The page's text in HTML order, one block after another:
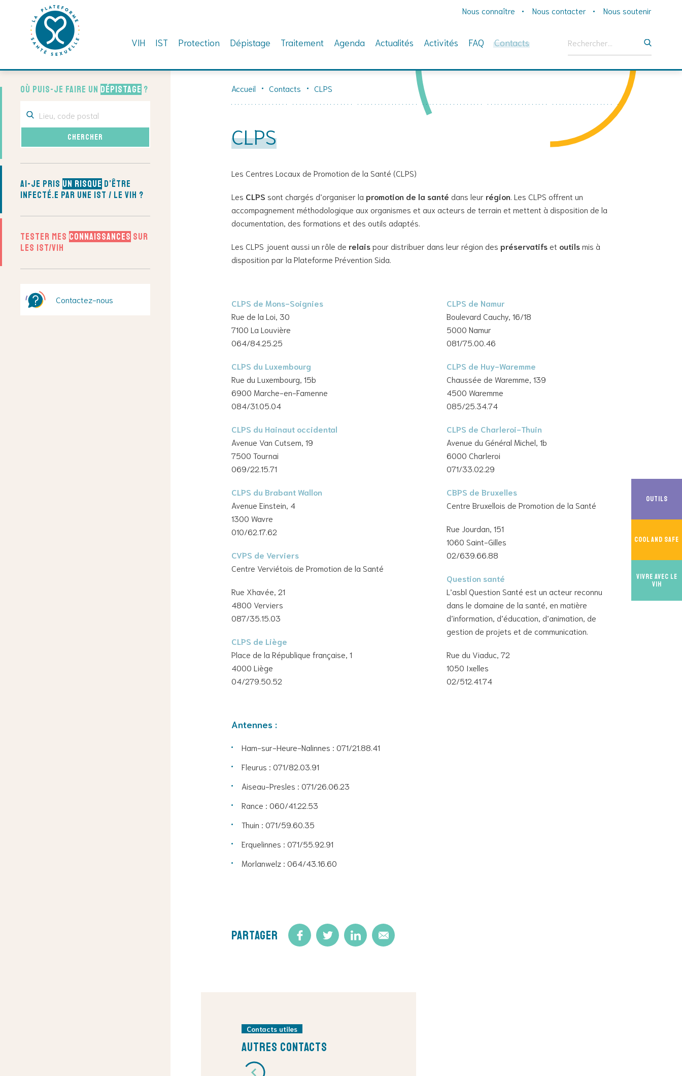
Skip
content
Nous connaître Nous contacter Nous soutenir
VIH IST Protection Dépistage Traitement Agenda Actualités Activités FAQ Contacts
Outils
Cool And Safe
Vivre avec le
VIH
Où puis-je faire un dépistage ?
Ai-je pris un risque d’être
infecté.e par une IST / le VIH ?
Tester mes connaissances sur
les IST/VIH
Contactez-nous
Accueil Contacts CLPS
CLPS
Les Centres Locaux de Promotion de la Santé (CLPS)
Les CLPS sont chargés d’organiser la promotion de la santé dans leurrégion . Les CLPS offrent un
accompagnement méthodologique aux organismes et aux acteurs de terrain et mettent à disposition de la
documentation, des formations et des outils adaptés.
Les CLPS jouent aussi un rôle de relaispour distribuer dans leur région des préservatifs et outilsmis à
disposition par la Plateforme Prévention Sida.
CLPS de Mons-Soignies
Rue de la Loi, 30
7100 La Louvière
064/84.25.25
CLPS du Luxembourg
Rue du Luxembourg, 15b
6900 Marche-en-Famenne
084/31.05.04
CLPS du Hainaut occidental
Avenue Van Cutsem, 19
7500 Tournai
069/22.15.71
CLPS du Brabant Wallon
Avenue Einstein, 4
1300 Wavre
010/62.17.62
CVPS de Verviers
Centre Verviétois de Promotion de la Santé
Rue Xhavée, 21
4800 Verviers
087/35.15.03
CLPS de Liège
Place de la République française, 1
4000 Liège
04/279.50.52
CLPS de Namur
Boulevard Cauchy, 16/18
5000 Namur
081/75.00.46
CLPS de Huy-Waremme
Chaussée de Waremme, 139
4500 Waremme
085/25.34.74
CLPS de Charleroi-Thuin
Avenue du Général Michel, 1b
6000 Charleroi
071/33.02.29
CBPS de Bruxelles
Centre Bruxellois de Promotion de la Santé
Rue Jourdan, 151
1060 Saint-Gilles
02/639.66.88
Question santé
L’asbl Question Santé est un acteur reconnu
dans le domaine de la santé, en matière
d’information, d’éducation, d’animation, de
gestion de projets et de communication.
Rue du Viaduc, 72
1050 Ixelles
02/512.41.74
Antennes :
Ham-sur-Heure-Nalinnes : 071/21.88.41
Fleurus : 071/82.03.91
Aiseau-Presles : 071/26.06.23
Rance : 060/41.22.53
Thuin : 071/59.60.35
Erquelinnes : 071/55.92.91
Morlanwelz : 064/43.16.60
Partager
Contacts utiles
Autres contacts